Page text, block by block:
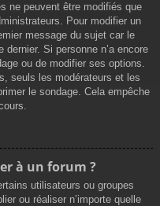
ne peuvent être modifiés que
Pour modifier un
message du sujet car le
Si personne n’a encore
ou de modifier ses options.
seuls les modérateurs et les
le sondage. Cela empêche
à un forum ?
utilisateurs ou groupes
ou réaliser n’importe quelle